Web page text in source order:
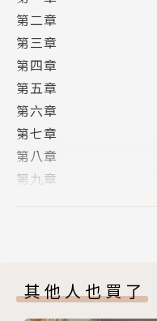
第二章
第三章
第四章
第五章
第六章
第七章
第八章
第九章
其他人也買了